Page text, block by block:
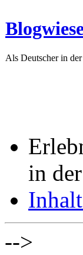
Als Deutscher in
in
-->